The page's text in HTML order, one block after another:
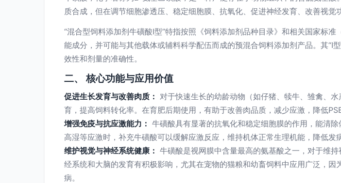
质合成，但在调节细胞渗透压、稳定细胞膜、抗氧化、促进神经发育、改善视觉
“混合型饲料添加剂牛磺酸Ⅰ型”特指按照《饲料添加剂品种目录》和相关国家标
能成分，并可能与其他载体或辅料科学配伍而成的预混合饲料添加剂产品。其
效性和剂量的准确性。
二、 核心功能与应用价值
促进生长发育与改善肉质： 对于快速生长的幼龄动物（如仔猪、犊牛、雏禽、
育，提高饲料转化率。在育肥后期使用，有助于改善肉品质，减少应激，降低
增强免疫与抗应激能力： 牛磺酸具有显著的抗氧化和稳定细胞膜的作用，能清
高湿等应激时，补充牛磺酸可以缓解应激反应，维持机体正常生理机能，降低发
维护视觉与神经系统健康： 牛磺酸是视网膜中含量最高的氨基酸之一，对于维
经系统和大脑的发育有积极影响，尤其在宠物的猫粮和幼畜饲料中应用广泛，
病。